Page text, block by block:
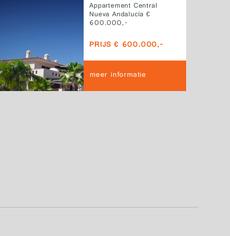
Appartement Central
Nueva Andalucía €
600.000,-
PRIJS € 600.000,-
meer informatie